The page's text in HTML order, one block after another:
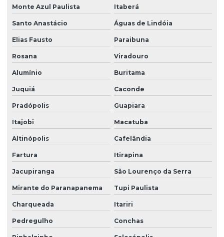
Sistema de portaria virtual
Soluções em facilities
Terceirização de limpeza
Terceirização de limpeza para condomínios
Terceirização de limpeza empresarial
Terceirização de zeladoria
Terceirizada de limpeza
Torre de monitoramento
Zelador terceirizado
Zeladoria condominial
Zeladoria de condomínios
Monte Azul Paulista Itaberá
Santo Anastácio Águas de Lindóia
Elias Fausto Paraibuna
Rosana Viradouro
Alumínio Buritama
Juquiá Caconde
Pradópolis Guapiara
Itajobi Macatuba
Altinópolis Cafelândia
Fartura Itirapina
Jacupiranga São Lourenço da Serra
Mirante do Paranapanema Tupi Paulista
Charqueada Itariri
Pedregulho Conchas